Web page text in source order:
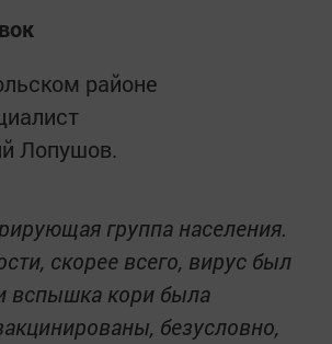
районе
Лопушов.
группа населения.
скорее всего, вирус был
вспышка кори была
безусловно,